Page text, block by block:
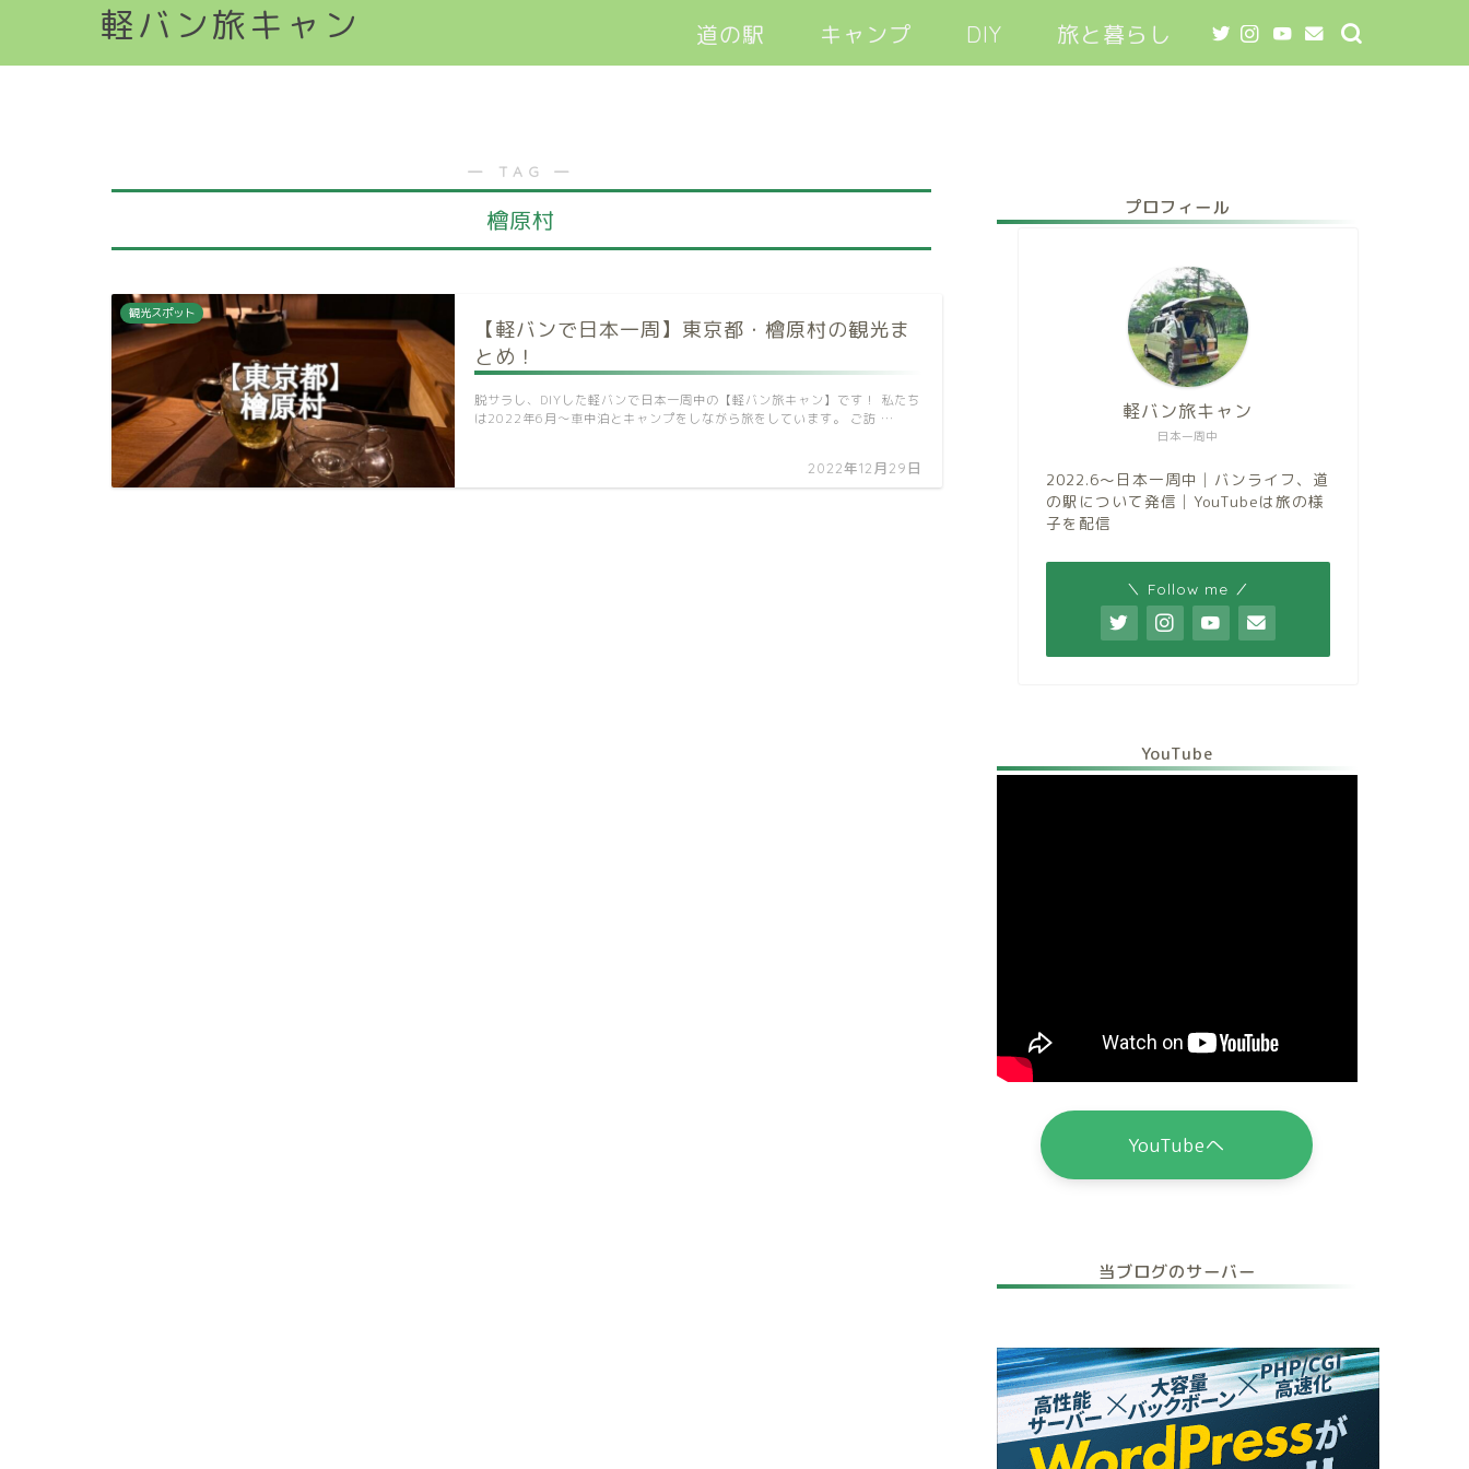
軽バン旅キャン 道の駅 キャンプ DIY 旅と暮らし
― TAG ―
檜原村
観光スポット
【軽バンで日本一周】東京都・檜原村の観光ま
とめ！
2022年12月29日
脱サラし、DIYした軽バンで日本一周中の【軽バン旅キャン】です！ 私たち
は2022年6月～車中泊とキャンプをしながら旅をしています。 ご訪 …
プロフィール
日本一周中
軽バン旅キャン
2022.6～日本一周中│バンライフ、道
の駅について発信│YouTubeは旅の様
子を配信
＼ Follow me ／
YouTube
YouTubeへ
当ブログのサーバー